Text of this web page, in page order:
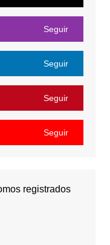
Seguir
Seguir
Seguir
Seguir
registrados